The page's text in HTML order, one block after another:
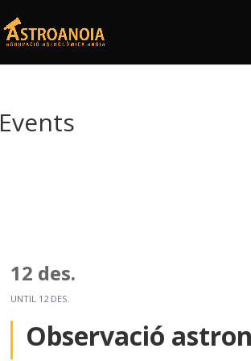
Events
12 des.
UNTIL 12 DES.
Observació